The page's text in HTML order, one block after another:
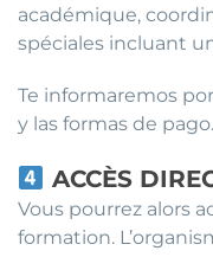
académique,
spéciales incluant
Te informaremos
y las formas de pago.
ACCÈS
Vous pourrez alors
formation.